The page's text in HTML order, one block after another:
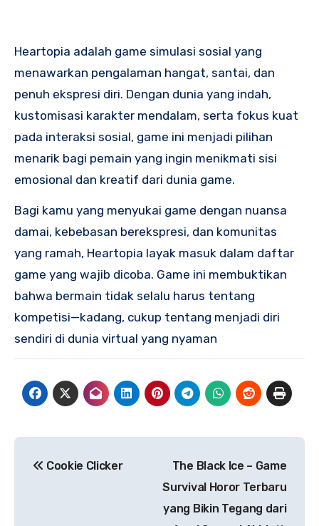
Heartopia adalah game simulasi sosial yang
menawarkan pengalaman hangat, santai, dan
penuh ekspresi diri. Dengan dunia yang indah,
kustomisasi karakter mendalam, serta fokus kuat
pada interaksi sosial, game ini menjadi pilihan
menarik bagi pemain yang ingin menikmati sisi
emosional dan kreatif dari dunia game.
Bagi kamu yang menyukai game dengan nuansa
damai, kebebasan berekspresi, dan komunitas
yang ramah, Heartopia layak masuk dalam daftar
game yang wajib dicoba. Game ini membuktikan
bahwa bermain tidak selalu harus tentang
kompetisi—kadang, cukup tentang menjadi diri
sendiri di dunia virtual yang nyaman
Cookie Clicker
The Black Ice – Game
Survival Horor Terbaru
yang Bikin Tegang dari